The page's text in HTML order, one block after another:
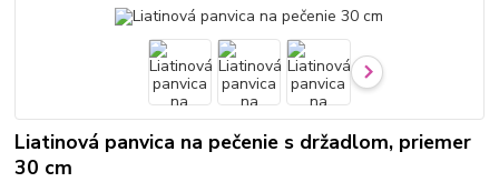
Liatinová panvica na pečenie s držadlom, priemer
30 cm